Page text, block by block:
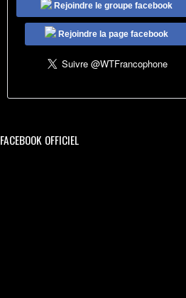
Rejoindre le groupe facebook
Rejoindre la page facebook
FACEBOOK OFFICIEL